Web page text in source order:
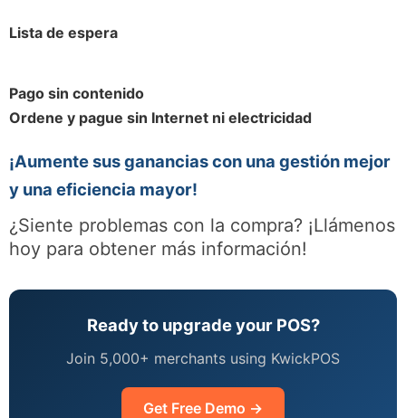
Lista de espera
Pago sin contenido
Ordene y pague sin Internet ni electricidad
¡Aumente sus ganancias con una gestión mejor
y una eficiencia mayor!
¿Siente problemas con la compra? ¡Llámenos
hoy para obtener más información!
Ready to upgrade your POS?
Join 5,000+ merchants using KwickPOS
Get Free Demo →